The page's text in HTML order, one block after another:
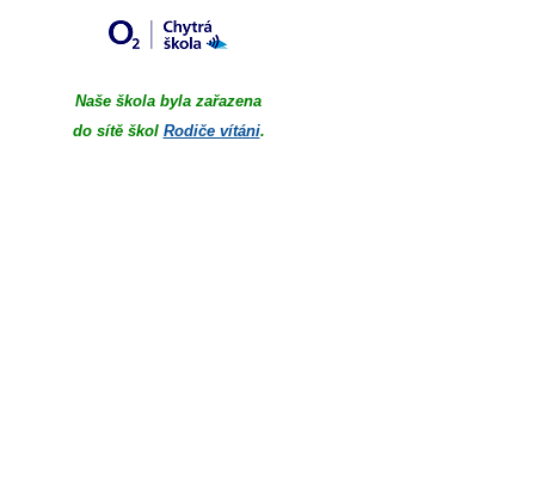
Naše škola byla zařazena
do sítě škol Rodiče vítáni.